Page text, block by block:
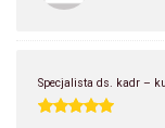
Specjalista ds. kadr –